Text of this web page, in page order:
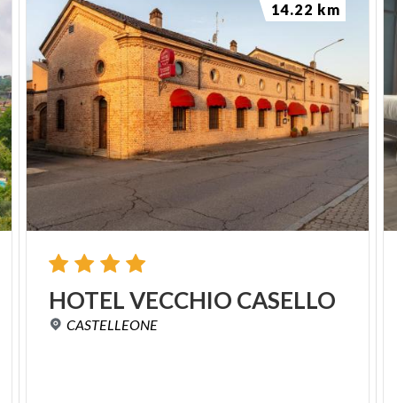
HOTELVECCHIO CASELLO
CASTELLEONE
14.22 km